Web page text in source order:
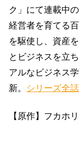
ク」にて連載中
経営者を育てる
を駆使し、資産
とビジネスを立
アルなビジネス
新。
シリーズ全
【原作】フカホ